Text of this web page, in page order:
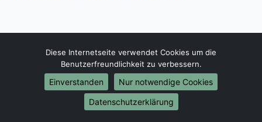
Europa-Umzüge
Umzug von Göttingen nach Belarus
Umzug von Göttingen nach Belgien
Umzug von Göttingen nach Bulgarien
Diese Internetseite verwendet Cookies um die
Benutzerfreundlichkeit zu verbessern.
Einverstanden
Nur notwendige Cookies
Datenschutzerklärung